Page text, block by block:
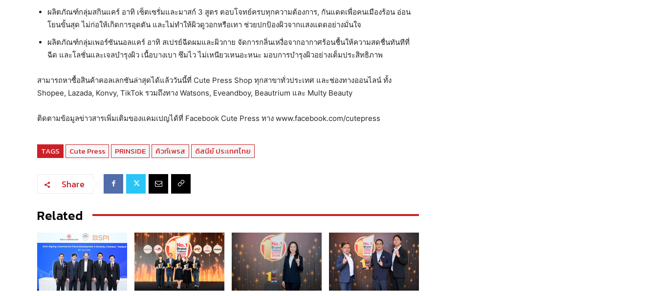
ผลิตภัณฑ์กลุ่มสกินแคร์ อาทิ เซ็ตเซรั่มและมาสก์ 3 สูตร ตอบโจทย์ครบทุกความต้องการ, กันแดดเพื่อคนเมืองร้อน อ่อน
โยนขั้นสุด ไม่ก่อให้เกิดการอุดตัน และไม่ทำให้ผิวดูวอกหรือเทา ช่วยปกป้องผิวจากแสงแดดอย่างมั่นใจ
ผลิตภัณฑ์กลุ่มเพอร์ซันนอลแคร์ อาทิ สเปรย์ฉีดผมและผิวกาย จัดการกลิ่นเหงื่อจากอากาศร้อนชื้นให้ความสดชื่นทันทีที่
ฉีด และโลชั่นและเจลบำรุงผิว เนื้อบางเบา ซึมไว ไม่เหนียวเหนอะหนะ มอบการบำรุงผิวอย่างเต็มประสิทธิภาพ
สามารถหาซื้อสินค้าคอลเลกชันล่าสุดได้แล้ววันนี้ที่ Cute Press Shop ทุกสาขาทั่วประเทศ และช่องทางออนไลน์ ทั้ง
Shopee, Lazada, Konvy, TikTok รวมถึงทาง Watsons, Eveandboy, Beautrium และ Multy Beauty
ติดตามข้อมูลข่าวสารเพิ่มเติมของแคมเปญได้ที่ Facebook Cute Press ทาง www.facebook.com/cutepress
TAGS Cute Press PRINSIDE คิวท์เพรส ดิสนีย์ ประเทศไทย
Share
Related